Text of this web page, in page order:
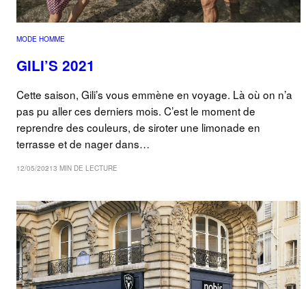
MODE HOMME
GILI’S 2021
Cette saison, Gili’s vous emmène en voyage. Là où on n’a
pas pu aller ces derniers mois. C’est le moment de
reprendre des couleurs, de siroter une limonade en
terrasse et de nager dans…
12/05/20213 MIN DE LECTURE